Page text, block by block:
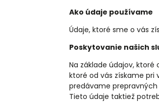
Ako údaje používame
Údaje, ktoré sme o vás
Poskytovanie našich
Na základe údajov,
ktoré od vás získame pri
predávame
Tieto údaje taktiež